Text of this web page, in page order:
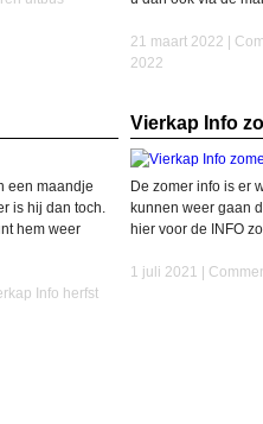
21 maart 2022 |
2022
een maandje
is hij dan toch.
hem weer
Info herfst
Vierkap Info
De zomer info is er
kunnen weer gaan
hier voor de INFO
1 juli 2021 |